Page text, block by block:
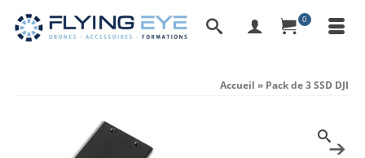
0
Accueil » Pack de 3 SSD DJI